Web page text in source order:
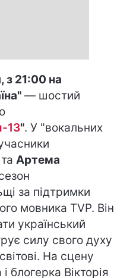
з 21:00 на
— шостий
13". У "вокальних
та Артема
за підтримки
мовника TVP. Він
український
силу свого духу
На сцену
блогерка Вікторія